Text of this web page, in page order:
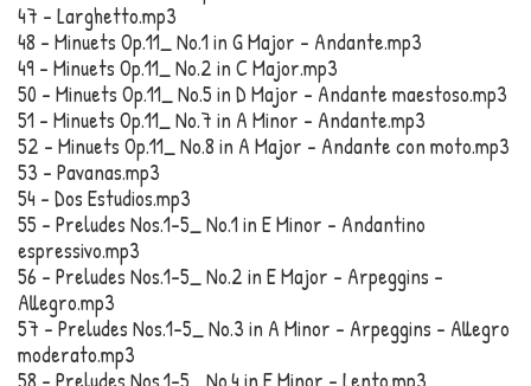
47 – Larghetto.mp3
48 – Minuets Op.11_ No.1 in G Major – Andante.mp3
49 – Minuets Op.11_ No.2 in C Major.mp3
50 – Minuets Op.11_ No.5 in D Major – Andante maestoso.mp3
51 – Minuets Op.11_ No.7 in A Minor – Andante.mp3
52 – Minuets Op.11_ No.8 in A Major – Andante con moto.mp3
53 – Pavanas.mp3
54 – Dos Estudios.mp3
55 – Preludes Nos.1-5_ No.1 in E Minor – Andantino
espressivo.mp3
56 – Preludes Nos.1-5_ No.2 in E Major – Arpeggins –
Allegro.mp3
57 – Preludes Nos.1-5_ No.3 in A Minor – Arpeggins – Allegro
moderato.mp3